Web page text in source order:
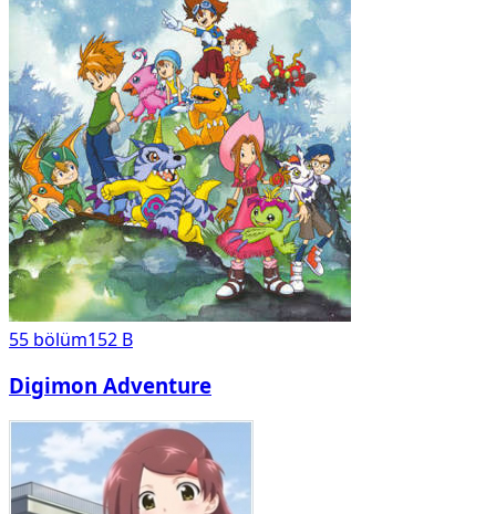
55 bölüm152 B
Digimon Adventure